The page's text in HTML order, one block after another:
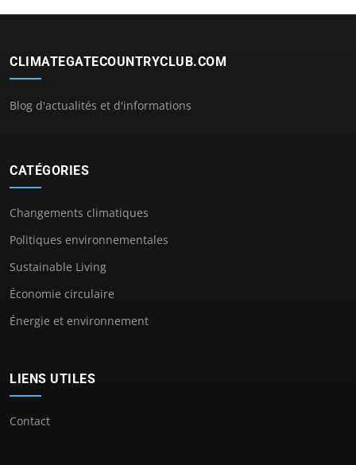
CLIMATEGATECOUNTRYCLUB.COM
Blog d'actualités et d'informations
CATÉGORIES
Changements climatiques
Politiques environnementales
Sustainable Living
Économie circulaire
Énergie et environnement
LIENS UTILES
Contact